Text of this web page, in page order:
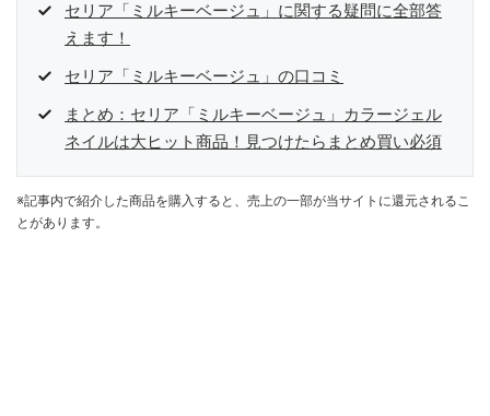
セリア「ミルキーベージュ」に関する疑問に全部答
えます！
セリア「ミルキーベージュ」の口コミ
まとめ：セリア「ミルキーベージュ」カラージェル
ネイルは大ヒット商品！見つけたらまとめ買い必須
※記事内で紹介した商品を購入すると、売上の一部が当サイトに還元されるこ
とがあります。